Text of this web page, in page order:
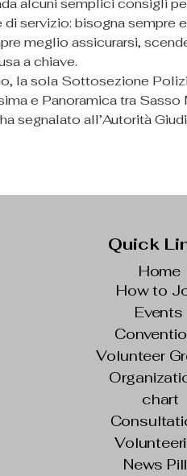
alcuni semplici consigli
di servizio: bisogna
meglio assicurarsi,
a chiave.
la sola Sottosezione
e Panoramica tra
segnalato all’Autorità
Quick
How to
Home
Events
Volunteer
chart
News